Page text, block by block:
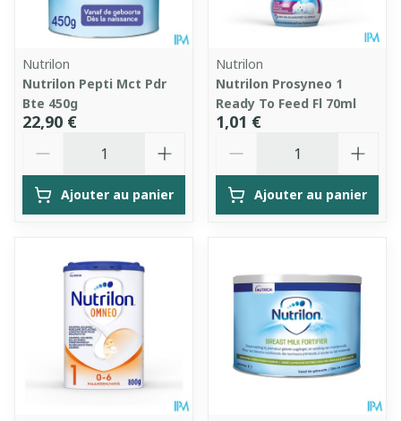
Nutrilon
Nutrilon Pepti Mct Pdr
Bte 450g
22,90 €
Ajouter au panier
Nutrilon
Nutrilon Prosyneo 1
Ready To Feed Fl 70ml
1,01 €
Ajouter au panier